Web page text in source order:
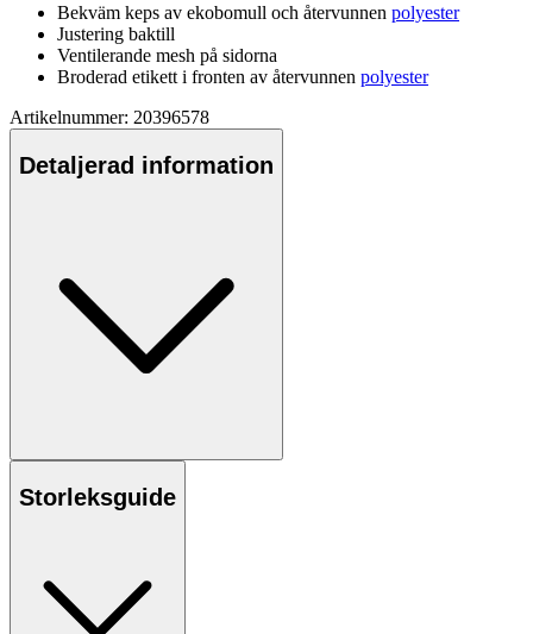
Bekväm keps av ekobomull och återvunnen polyester
Justering baktill
Ventilerande mesh på sidorna
Broderad etikett i fronten av återvunnen polyester
Artikelnummer: 20396578
Detaljerad information
Storleksguide